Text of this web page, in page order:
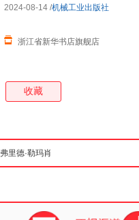
浙江省新华书店旗舰店
2024-08-14 /机械工业出版社
收藏